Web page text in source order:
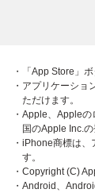
・「App Store」
・アプリケーシ
ただけます。
・Apple、Apple
国のApple Inc.の
・iPhone商標は
す。
・Copyright (C)
・Android、